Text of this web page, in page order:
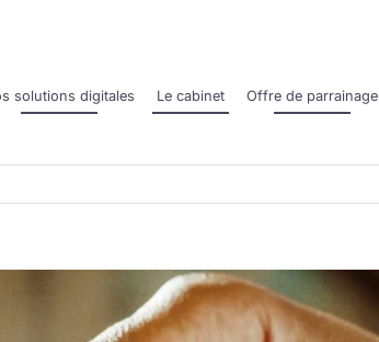
solutions digitales Le cabinet Offre de parrainage